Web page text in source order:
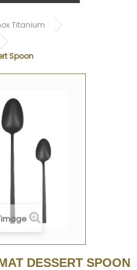
Titanium
Spoon
DESSERT SPOON